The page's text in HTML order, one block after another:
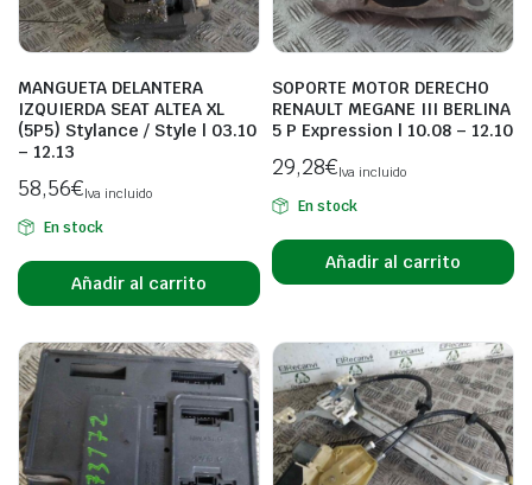
MANGUETA DELANTERA
IZQUIERDA SEAT ALTEA XL
(5P5) Stylance / Style | 03.10
– 12.13
58,56€Iva incluido
En stock
Añadir al carrito
SOPORTE MOTOR DERECHO
RENAULT MEGANE III BERLINA
5 P Expression | 10.08 – 12.10
29,28€Iva incluido
En stock
Añadir al carrito